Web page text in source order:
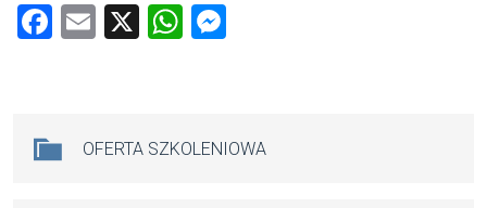
F
o
E
X
W
A g
OFERTA SZKOLENIOWA